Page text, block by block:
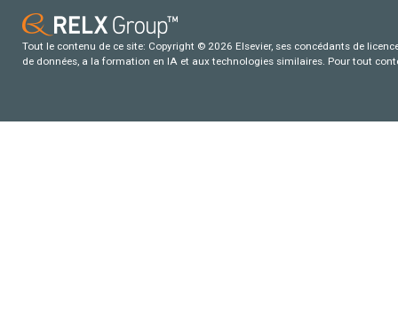
Tout le contenu de ce site: Copyright © 2026 Elsevier, ses concédants de
de données, a la formation en IA et aux technologies similaires. Pour tout